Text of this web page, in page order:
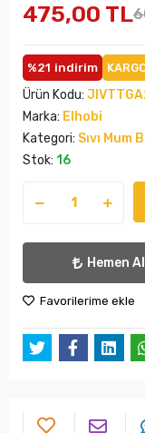
475,00 TL
%21 indirim
Ürün Kodu:
Marka: Elhobi
Kategori: Sıvı Mum
Stok: 16
Hemen Al
Favorilerime ekle